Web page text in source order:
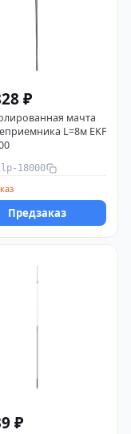
₽
мачта
L=8м EKF
18000
Предзаказ
₽